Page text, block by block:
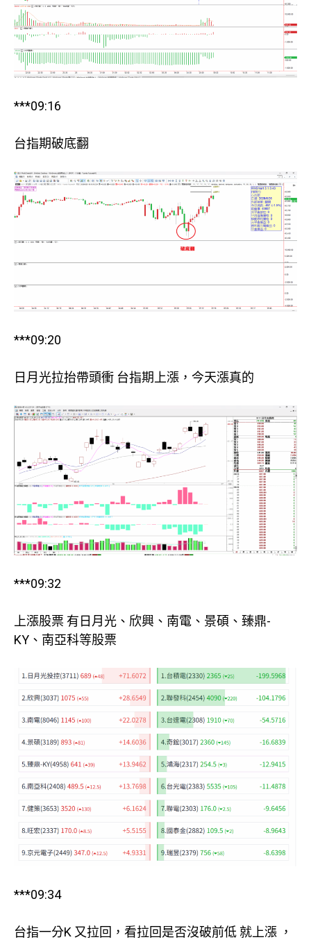
***09:16
台指期破底翻
***09:20
日月光拉抬帶頭衝 台指期上漲，今天漲真的
***09:32
上漲股票 有日月光、欣興、南電、景碩、臻鼎-
KY、南亞科等股票
***09:34
台指一分K 又拉回，看拉回是否沒破前低 就上漲 ，